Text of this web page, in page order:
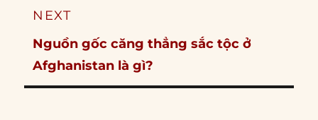
NEXT
Next
post:
Nguồn gốc căng thẳng sắc tộc ở
Afghanistan là gì?